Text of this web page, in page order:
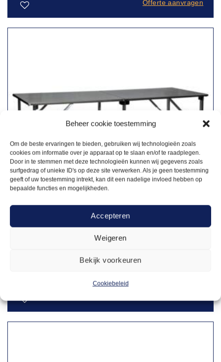
Beheer cookie toestemming
Om de beste ervaringen te bieden, gebruiken wij technologieën zoals
cookies om informatie over je apparaat op te slaan en/of te raadplegen.
Door in te stemmen met deze technologieën kunnen wij gegevens zoals
surfgedrag of unieke ID's op deze site verwerken. Als je geen toestemming
geeft of uw toestemming intrekt, kan dit een nadelige invloed hebben op
bepaalde functies en mogelijkheden.
Accepteren
Weigeren
Bekijk voorkeuren
Cookiebeleid
Offerte aanvragen
Werktafel RVS 2m